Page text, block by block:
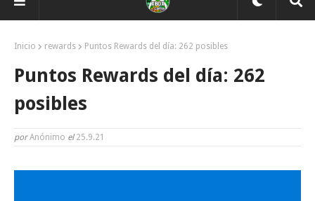
Inicio rewards Puntos Rewards del día: 262 posibles
Puntos Rewards del día: 262
posibles
por Anónimo el25.9.21